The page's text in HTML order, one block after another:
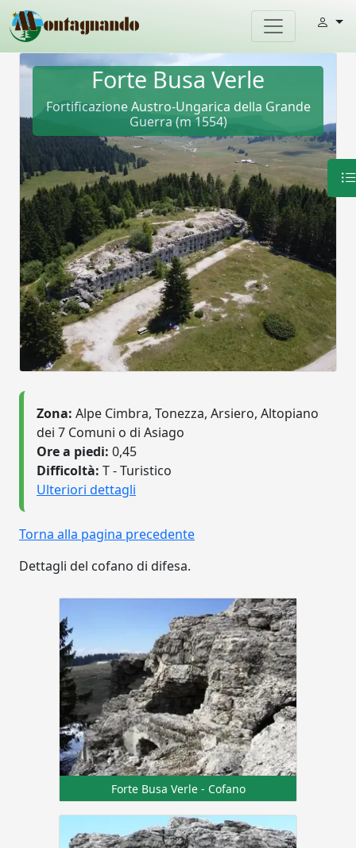
Forte Busa Verle
Fortificazione Austro-Ungarica della Grande
Guerra (m 1554)
Zona: Alpe Cimbra, Tonezza, Arsiero, Altopiano
dei 7 Comuni o di Asiago
Ore a piedi: 0,45
Difficoltà: T - Turistico
Ulteriori dettagli
Torna alla pagina precedente
Dettagli del cofano di difesa.
Forte Busa Verle - Cofano